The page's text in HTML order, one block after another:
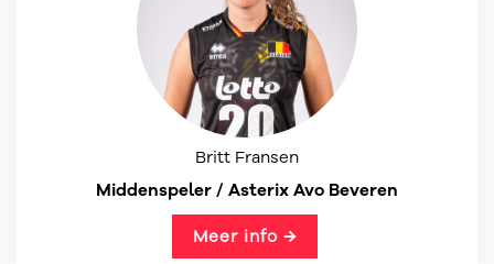
Britt Fransen
Middenspeler / Asterix Avo Beveren
Meer info →